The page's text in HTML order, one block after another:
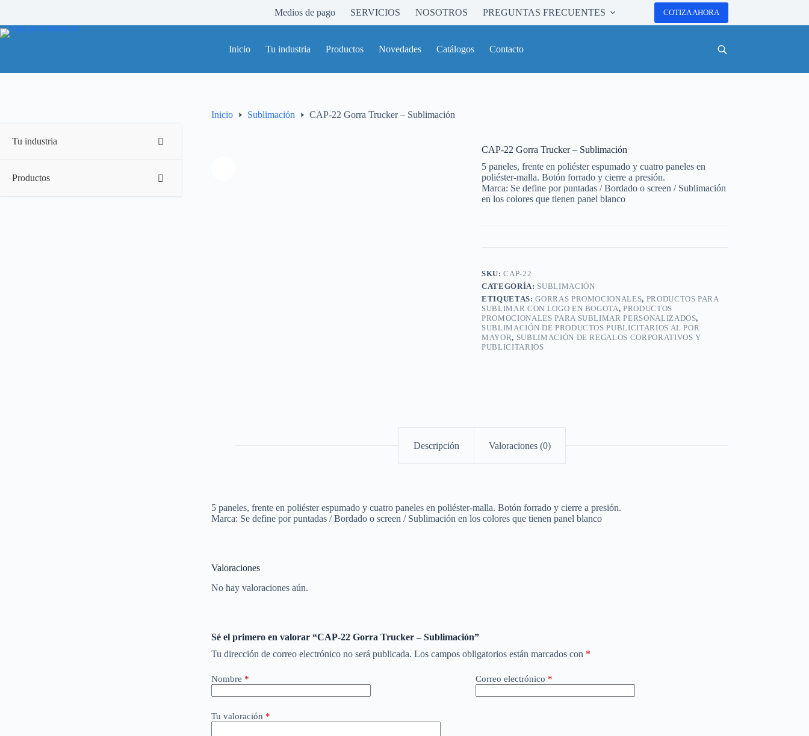
contenido
Medios de pago SERVICIOS NOSOTROS PREGUNTAS FRECUENTES COTIZA AHORA
Inicio Tu industria Productos Novedades Catálogos Contacto
Inicio Sublimación CAP-22 Gorra Trucker – Sublimación
CAP-22 Gorra Trucker – Sublimación
5 paneles, frente en poliéster espumado y cuatro paneles en
poliéster-malla. Botón forrado y cierre a presión.
Marca: Se define por puntadas / Bordado o screen / Sublimación
en los colores que tienen panel blanco
SKU:CAP-22
CATEGORÍA: SUBLIMACIÓN
ETIQUETAS:GORRAS PROMOCIONALES, PRODUCTOS PARA
SUBLIMAR CON LOGO EN BOGOTA,PRODUCTOS
PROMOCIONALES PARA SUBLIMAR PERSONALIZADOS,
SUBLIMACIÓN DE PRODUCTOS PUBLICITARIOS AL POR
MAYOR, SUBLIMACIÓN DE REGALOS CORPORATIVOS Y
PUBLICITARIOS
Descripción Valoraciones (0)
5 paneles, frente en poliéster espumado y cuatro paneles en poliéster-malla. Botón forrado y cierre a presión.
Marca: Se define por puntadas / Bordado o screen / Sublimación en los colores que tienen panel blanco
Valoraciones
No hay valoraciones aún.
Sé el primero en valorar “CAP-22 Gorra Trucker – Sublimación”
Tu dirección de correo electrónico no será publicada. Los campos obligatorios están marcados con *
Nombre * Correo electrónico *
Tu valoración *
Tu industria
Productos